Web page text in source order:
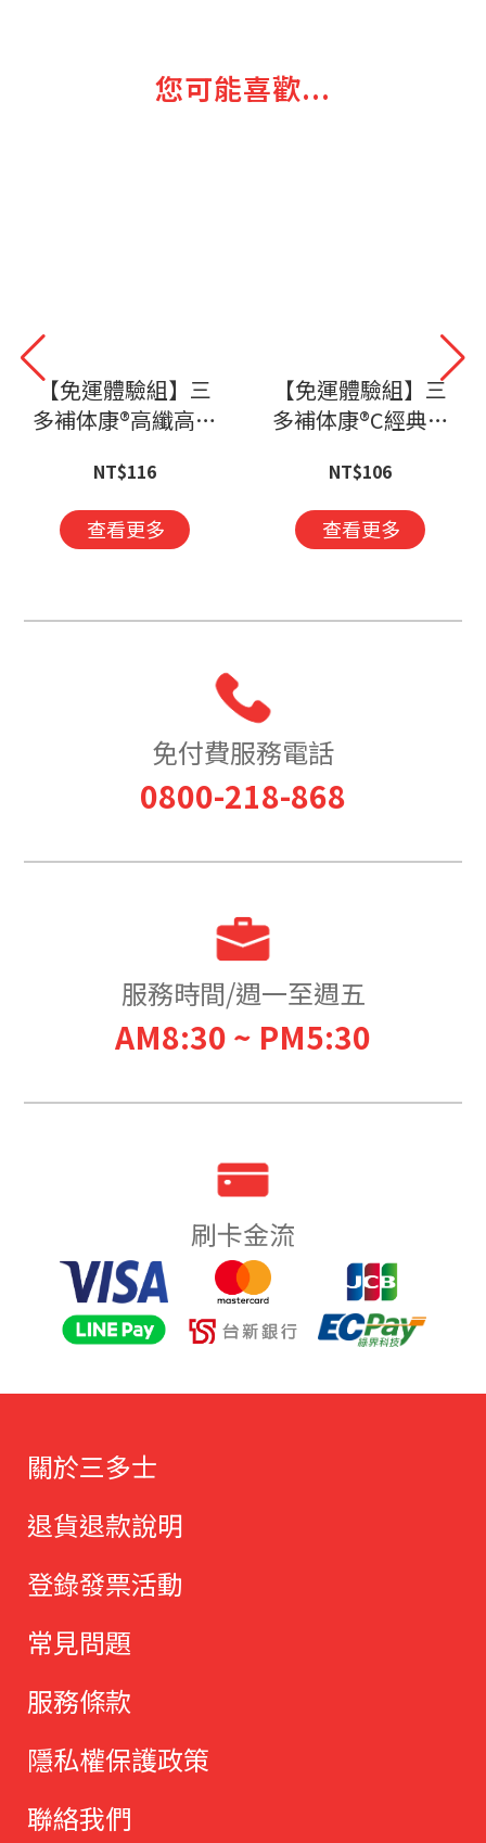
您可能喜歡...
【免運體驗組】三
多補体康®高纖高鈣
罐)-不適用抵扣購物
金
NT$116
查看更多
【免運體驗組】三
多補体康®C經典營
不適用抵扣購物金
NT$106
查看更多
免付費服務電話
0800-218-868
服務時間/週一至週五
AM8:30 ~ PM5:30
刷卡金流
關於三多士
退貨退款說明
登錄發票活動
常見問題
服務條款
隱私權保護政策
聯絡我們